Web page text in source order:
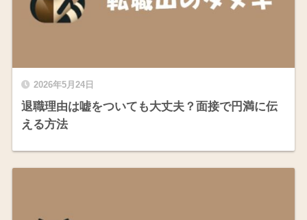
2026年5月24日
退職理由は嘘をついても大丈夫？面接で円満に伝
える方法